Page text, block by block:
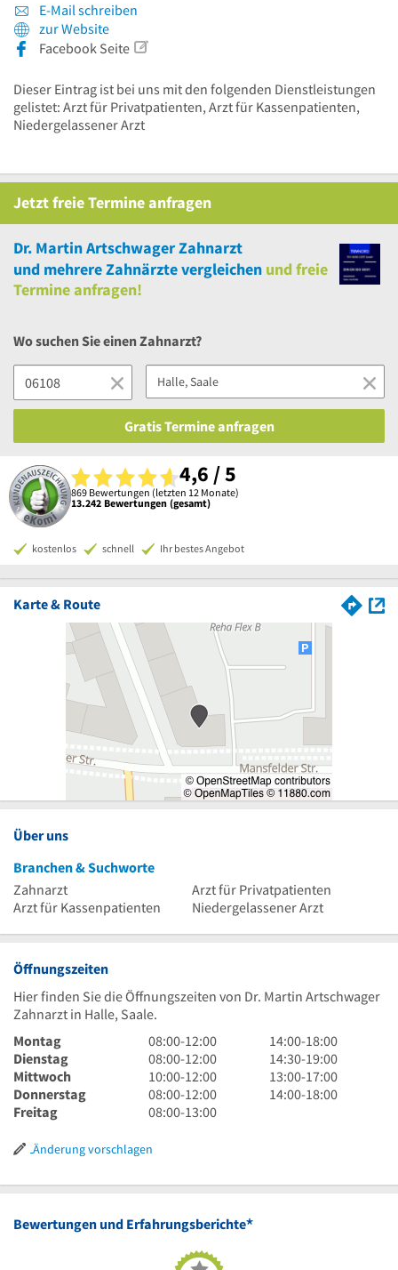
E-Mail schreiben
zur Website
Facebook Seite
Dieser Eintrag ist bei uns mit den folgenden Dienstleistungen
gelistet: Arzt für Privatpatienten, Arzt für Kassenpatienten,
Niedergelassener Arzt
JetztfreieTermine anfragen
Dr. Martin Artschwager Zahnarzt
und mehrereZahnärzte vergleichen undfreie
Termine anfragen!
Wo suchen Sie einen Zahnarzt?
Gratis Termine anfragen
4,6 / 5
869 Bewertungen (letzten 12 Monate)
13.242 Bewertungen (gesamt)
kostenlos schnell Ihr bestes Angebot
Karte & Route
Über uns
Branchen & Suchworte
Zahnarzt
Arzt für Privatpatienten
Arzt für Kassenpatienten
Niedergelassener Arzt
Öffnungszeiten
Hier finden Sie die Öffnungszeiten von Dr. Martin Artschwager
Zahnarzt in Halle, Saale.
Montag
8
Uhr
bis
12
Uhr
08:00-12:00
14
Uhr
bis
18
14:00-18:00
Dienstag
8
Uhr
bis
12
08:00-12:00
14
Uhr
30
14:30-19:00
Mittwoch
10
Uhr
bis
Uhr
10:00-12:00
13
Uhr
13:00-17:00
Donnerstag
8
Uhr
12
08:00-12:00
14
14:00-18:00
Freitag
8
bis
Uhr
08:00-13:00
Änderung vorschlagen
Bewertungen und Erfahrungsberichte*